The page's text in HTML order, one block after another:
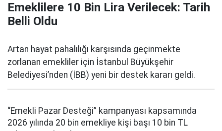
Emeklilere 10 Bin Lira Verilecek: Tarih
Belli Oldu
Artan hayat pahalılığı karşısında geçinmekte
zorlanan emekliler için İstanbul Büyükşehir
Belediyesi’nden (İBB) yeni bir destek kararı geldi.
“Emekli Pazar Desteği” kampanyası kapsamında
2026 yılında 20 bin emekliye kişi başı 10 bin TL